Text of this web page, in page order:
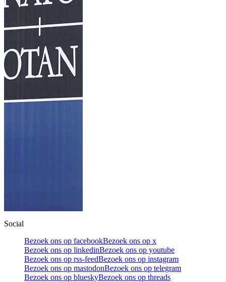
Social
Bezoek ons op facebookBezoek ons op x
Bezoek ons op linkedinBezoek ons op youtube
Bezoek ons op rss-feedBezoek ons op instagram
Bezoek ons op mastodonBezoek ons op telegram
Bezoek ons op blueskyBezoek ons op threads